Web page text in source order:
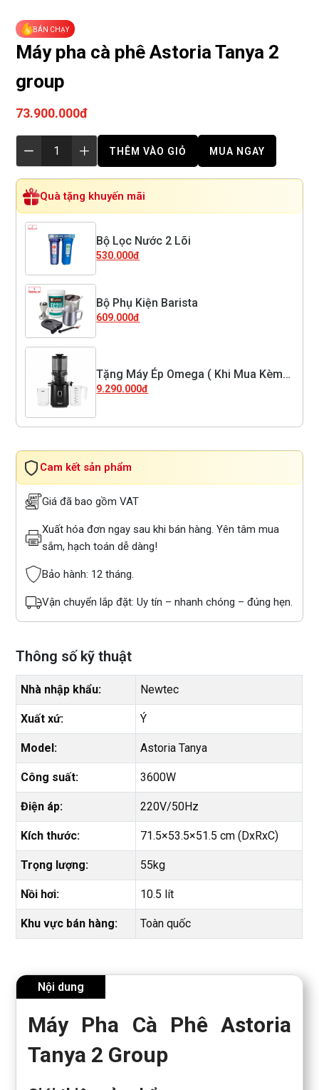
BÁN CHẠY
Máy pha cà phê Astoria Tanya 2
group
73.900.000đ
THÊM VÀO GIỎ MUA NGAY
Quà tặng khuyến mãi
Bộ Lọc Nước 2 Lõi
530.000đ
Bộ Phụ Kiện Barista
609.000đ
Tặng Máy Ép Omega ( Khi Mua Kèm
Máy Xay Firenze 75 )
9.290.000đ
Cam kết sản phẩm
Giá đã bao gồm VAT
Xuất hóa đơn ngay sau khi bán hàng. Yên tâm mua
sắm, hạch toán dễ dàng!
Bảo hành: 12 tháng.
Vận chuyển lắp đặt: Uy tín – nhanh chóng – đúng hẹn.
Nội dung
Máy Pha Cà Phê Astoria
Tanya 2 Group
Thông số kỹ thuật
Nhà nhập khẩu: Newtec
Xuất xứ: Ý
Model: Astoria Tanya
Công suất: 3600W
Điện áp: 220V/50Hz
Kích thước: 71.5×53.5×51.5 cm (DxRxC)
Trọng lượng: 55kg
Nồi hơi: 10.5 lít
Khu vực bán hàng: Toàn quốc